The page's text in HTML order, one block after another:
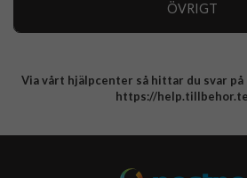
ÖVRIGT
Integritetspolicy
Via vårt hjälpcenter så hittar du svar
https://